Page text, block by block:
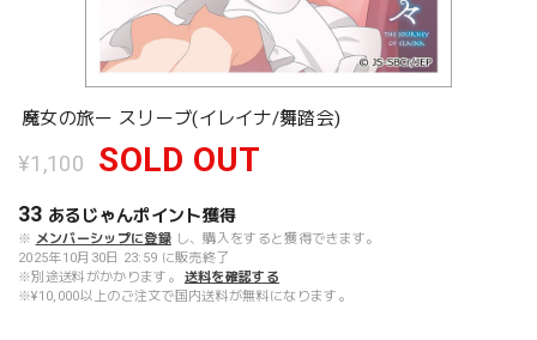
魔女の旅ー スリーブ(イレイナ/舞踏会)
¥1,100 SOLD OUT
33 あるじゃんポイント獲得
※ メンバーシップに登録 し、購入をすると獲得できます。
2025年10月30日 23:59 に販売終了
※別途送料がかかります。
送料を確認する
※¥10,000以上のご注文で国内送料が無料になります。